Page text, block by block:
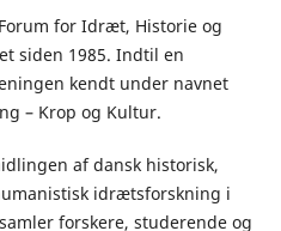
for Idræt, Historie og
siden 1985. Indtil en
kendt under navnet
– Krop og Kultur.
af dansk historisk,
idrætsforskning i
forskere, studerende og